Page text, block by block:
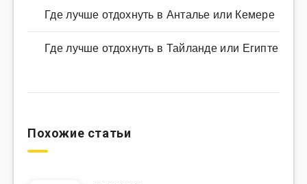
Где лучше отдохнуть в Анталье или Кемере
Где лучше отдохнуть в Тайланде или Египте
Похожие статьи